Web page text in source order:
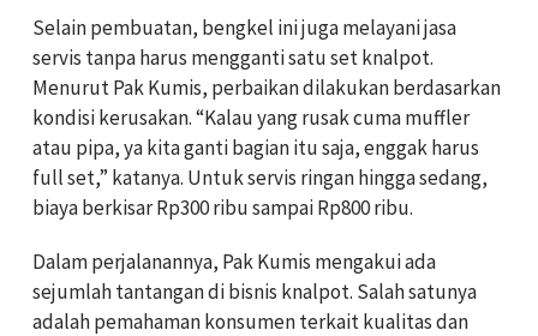
Selain pembuatan, bengkel ini juga melayani jasa
servis tanpa harus mengganti satu set knalpot.
Menurut Pak Kumis, perbaikan dilakukan berdasarkan
kondisi kerusakan. “Kalau yang rusak cuma muffler
atau pipa, ya kita ganti bagian itu saja, enggak harus
full set,” katanya. Untuk servis ringan hingga sedang,
biaya berkisar Rp300 ribu sampai Rp800 ribu.
Dalam perjalanannya, Pak Kumis mengakui ada
sejumlah tantangan di bisnis knalpot. Salah satunya
adalah pemahaman konsumen terkait kualitas dan